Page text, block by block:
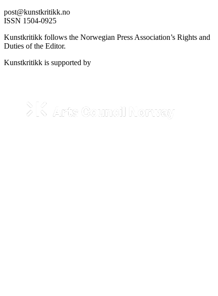
post@kunstkritikk.no
ISSN 1504-0925
Kunstkritikk follows the Norwegian Press Association’s Rights and
Duties of the Editor.
Kunstkritikk is supported by